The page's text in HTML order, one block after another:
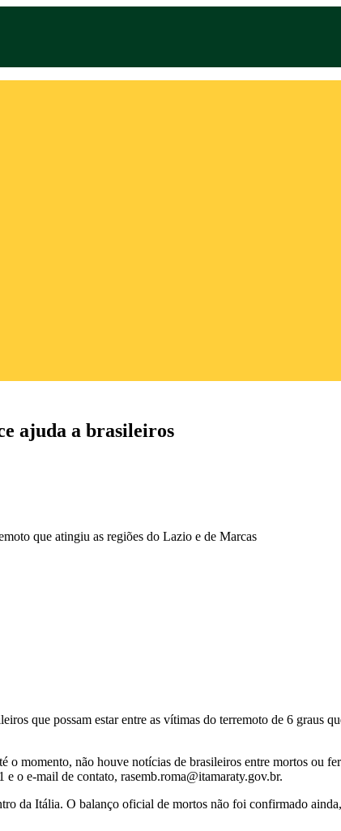
ajuda a brasileiros
que atingiu as regiões do Lazio e de Marcas
que possam estar entre as vítimas do terremoto de 6 graus
o momento, não houve notícias de brasileiros entre mortos ou
e o e-mail de contato, rasemb.roma@itamaraty.gov.br.
da Itália. O balanço oficial de mortos não foi confirmado